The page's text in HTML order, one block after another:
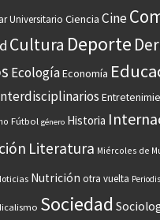
Universitario Ciencia Cine
Cultura Deporte
EcologíaEconomía
Fútbol género Historia
Literatura Miércoles de
Nutrición otra vuelta
Sociedad